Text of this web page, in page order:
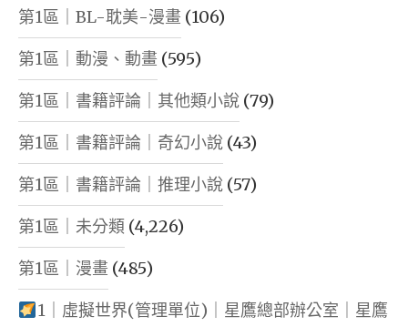
第1區｜BL-耽美-漫畫 (106)
第1區｜動漫、動畫 (595)
第1區｜書籍評論｜其他類小說 (79)
第1區｜書籍評論｜奇幻小說 (43)
第1區｜書籍評論｜推理小說 (57)
第1區｜未分類 (4,226)
第1區｜漫畫 (485)
1｜虛擬世界(管理單位)｜星鷹總部辦公室｜星鷹